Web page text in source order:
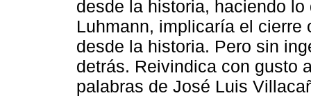
desde la historia, haciendo
Luhmann, implicaría el
desde la historia. Pero sin
detrás. Reivindica con gusto
palabras de José Luis